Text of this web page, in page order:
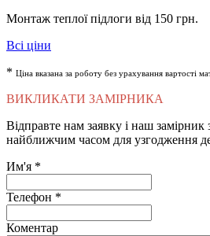
Монтаж теплої підлоги від 150 грн.
Всі ціни
* Ціна вказана за роботу без урахування вартості
ВИКЛИКАТИ ЗАМІРНИКА
Відправте нам заявку і наш замірник
найближчим часом для узгодження
Им'я *
Телефон *
Коментар